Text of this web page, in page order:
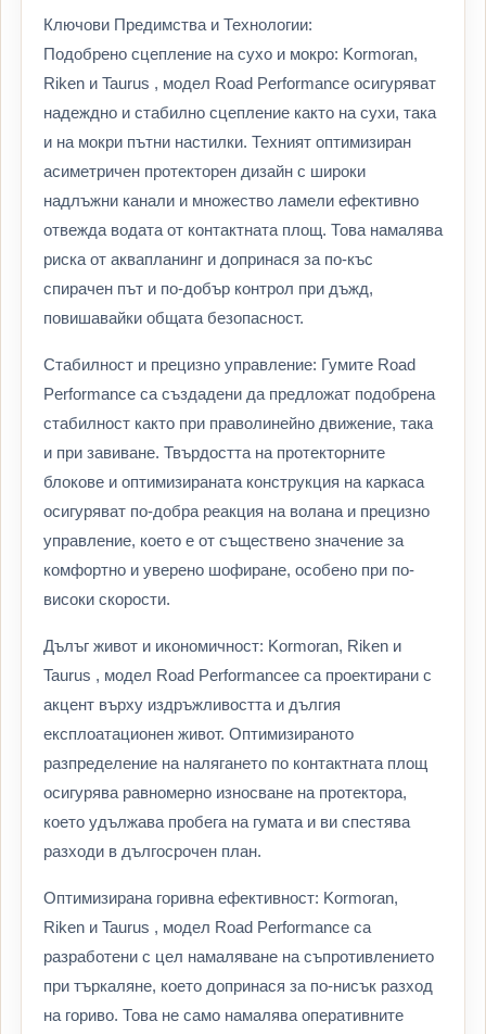
Ключови Предимства и Технологии:
Подобрено сцепление на сухо и мокро: Kormoran,
Riken и Taurus , модел Road Performance осигуряват
надеждно и стабилно сцепление както на сухи, така
и на мокри пътни настилки. Техният оптимизиран
асиметричен протекторен дизайн с широки
надлъжни канали и множество ламели ефективно
отвежда водата от контактната площ. Това намалява
риска от аквапланинг и допринася за по-къс
спирачен път и по-добър контрол при дъжд,
повишавайки общата безопасност.
Стабилност и прецизно управление: Гумите Road
Performance са създадени да предложат подобрена
стабилност както при праволинейно движение, така
и при завиване. Твърдостта на протекторните
блокове и оптимизираната конструкция на каркаса
осигуряват по-добра реакция на волана и прецизно
управление, което е от съществено значение за
комфортно и уверено шофиране, особено при по-
високи скорости.
Дълъг живот и икономичност: Kormoran, Riken и
Taurus , модел Road Performancee са проектирани с
акцент върху издръжливостта и дългия
експлоатационен живот. Оптимизираното
разпределение на налягането по контактната площ
осигурява равномерно износване на протектора,
което удължава пробега на гумата и ви спестява
разходи в дългосрочен план.
Оптимизирана горивна ефективност: Kormoran,
Riken и Taurus , модел Road Performance са
разработени с цел намаляване на съпротивлението
при търкаляне, което допринася за по-нисък разход
на гориво. Това не само намалява оперативните